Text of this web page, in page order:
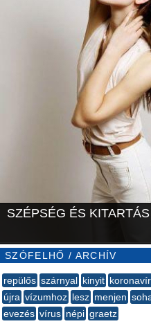
SZÉPSÉG ÉS KITARTÁS
SZÓFELHŐ / ARCHÍV
repülős szárnyal kinyit
újra vízumhoz lesz menjen
evezés vírus népi graetz